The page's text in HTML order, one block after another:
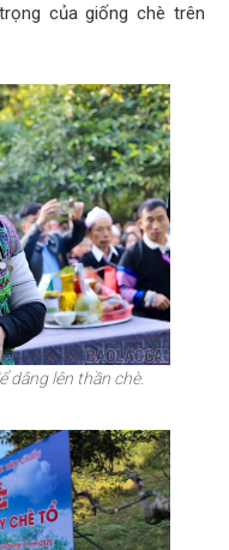
của giống chè trên
dâng lên thần chè.